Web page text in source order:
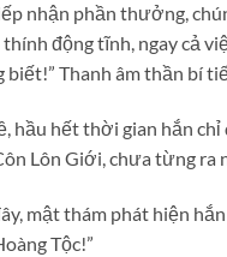
nhận phần thưởng,
động tĩnh, ngay cả
biết!” Thanh âm thần bí
hầu hết thời gian hắn chỉ
Lôn Giới, chưa từng ra
mật thám phát hiện
Tộc!”